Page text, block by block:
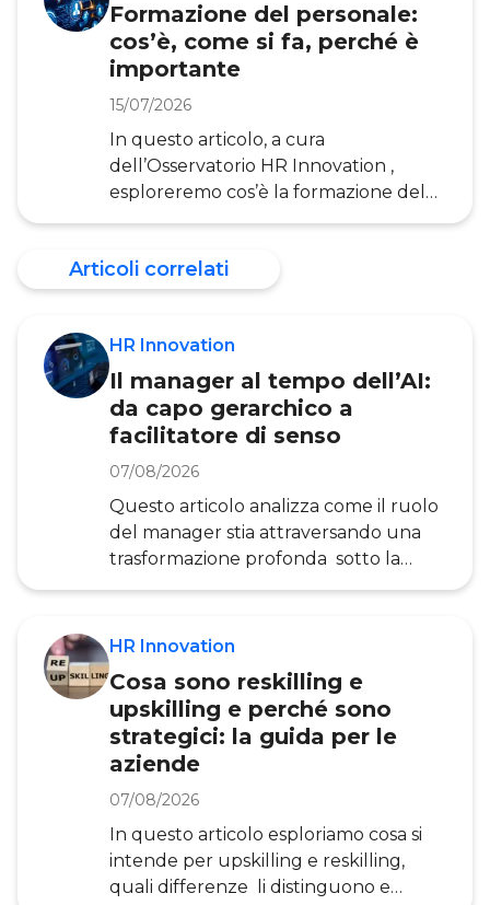
Schaufeli e colleghi nel 2002,
l’Engagement nei confronti del
proprio lavoro indicauno stato
d’animo positivo e appagante legato al
lavoro, costituito da tre componenti
fondamentali, quali: Il concetto
di engagement&
Formazione del personale:
cos’è, come si fa, perché è
importante
15/07/2026
In questo articolo, a cura
dell’Osservatorio HR Innovation ,
esploreremo cos’è la formazione del
personale, perché è così importante,
efficace e come sfruttare le
tecnologie digitali per migliorare il
personale si riferisce a tutte le attività
strutturate e pianificate destinate a
sviluppare o migliorare le
competenze, conoscenze e capacità,
Queste attività
Articoli correlati
HR Innovation
Il manager al tempo dell’AI:
da capo gerarchico a
facilitatore di senso
07/08/2026
Questo articolo analizza come il ruolo
del manager stia attraversando una
trasformazione profonda sotto la
pressione dell’AI, quali nuove
figure di leadership nei prossimi anni e
sembrano ancora impreparate ad
accompagnare questa evoluzione. Le
evidenze riportate si basano sulla
ricerca dell’Osservatorio HR
Innovation , punto di riferimento
nazionale per l’analisi dell’innovazione
nella gestion
HR Innovation
Cosa sono reskilling e
upskilling e perché sono
strategici: la guida per le
aziende
07/08/2026
In questo articolo esploriamo cosa si
intende per upskilling e reskilling,
quali differenze li distinguono e